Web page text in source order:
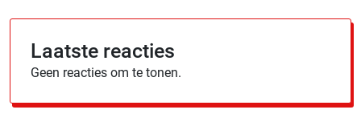
Laatste reacties
Geen reacties om te tonen.